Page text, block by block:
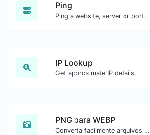
Ping
Ping a website, server or port..
IP Lookup
Get approximate IP details.
PNG para WEBP
Converta facilmente arquivos de imagem PNG para WEBP.